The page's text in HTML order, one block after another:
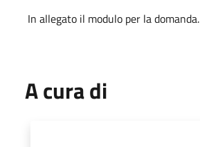
In allegato il modulo per la domanda.
A cura di